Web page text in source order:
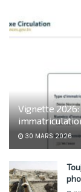
Vignette
30 MARS 2026